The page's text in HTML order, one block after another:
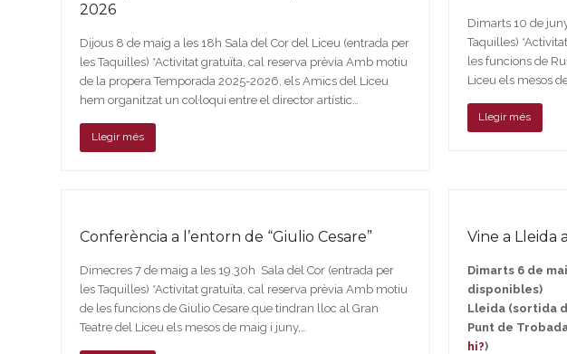
2026
Dijous 8 de maig a les 18h Sala del Cor del Liceu (entrada per
les Taquilles) *Activitat gratuïta, cal reserva prèvia Amb motiu
de la propera Temporada 2025-2026, els Amics del Liceu
hem organitzat un col·loqui entre el director artístic…
Llegir més
Dimarts 10 de
Taquilles)
les funcions de
Liceu els mesos
Llegir més
Conferència a l’entorn de “Giulio Cesare”
Dimecres 7 de maig a les 19.30h Sala del Cor (entrada per
les Taquilles) *Activitat gratuïta, cal reserva prèvia Amb motiu
de les funcions de Giulio Cesare que tindran lloc al Gran
Teatre del Liceu els mesos de maig i juny,…
Vine a Lleida
Dimarts 6 de
disponibles)
Lleida (sortida
Punt de
hi?)